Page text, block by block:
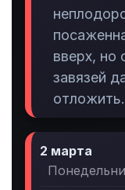
вверх, но
завязей
отложить.
2 марта